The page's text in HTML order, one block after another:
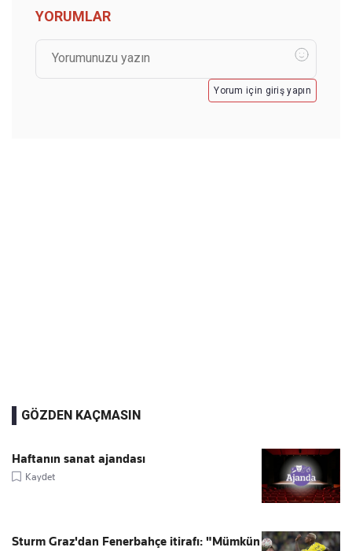
YORUMLAR
Yorum için giriş yapın
GÖZDEN KAÇMASIN
Haftanın sanat ajandası
Kaydet
Sturm Graz'dan Fenerbahçe itirafı: "Mümkün